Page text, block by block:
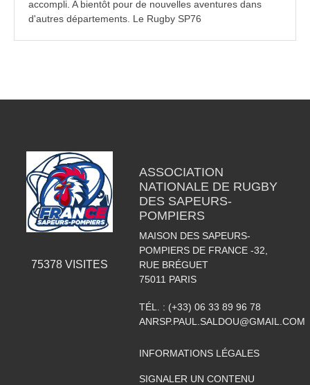
accompli. A bientôt pour de nouvelles aventures dans
d'autres départements. Le Rugby SP76
75378VISITES
ASSOCIATION
NATIONALE DE RUGBY
DES SAPEURS-
POMPIERS
MAISON DES SAPEURS-
POMPIERS DE FRANCE -32,
RUE BRÉGUET
75011 PARIS
TÉL. : (+33) 06 33 89 96 78
ANRSP.PAUL.SALDOU@GMAIL.COM
INFORMATIONS LÉGALES
SIGNALER UN CONTENU